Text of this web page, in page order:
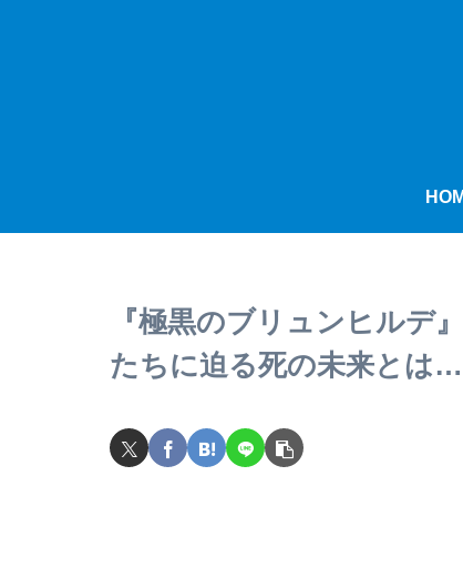
『極黒のブリュンヒルデ
たちに迫る死の未来とは…